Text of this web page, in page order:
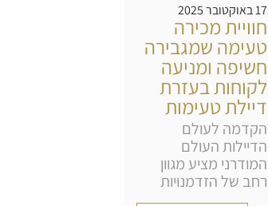
17 באוקטובר 2025
חוויית מכירה
טעימה שמגבירה
חשיפה ומניעה
לקוחות בעזרת
דיילת טעימות
הקדמה לעולם
הדיילות העולם
המודרני מציע מגוון
רחב של הזדמנויות